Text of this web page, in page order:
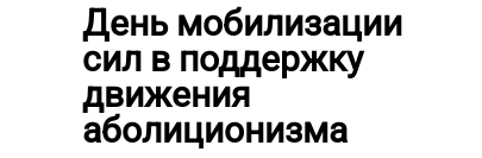
День мобилизации
сил в поддержку
движения
аболиционизма